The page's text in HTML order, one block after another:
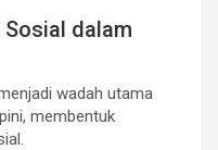
dalam
wadah utama
membentuk